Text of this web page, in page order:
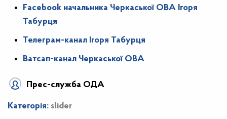
Facebook начальника Черкаської ОВА Ігоря
Табурця
Телеграм-канал Ігоря Табурця
Ватсап-канал Черкаської ОВА
Прес-служба ОДА
Категорія: slider